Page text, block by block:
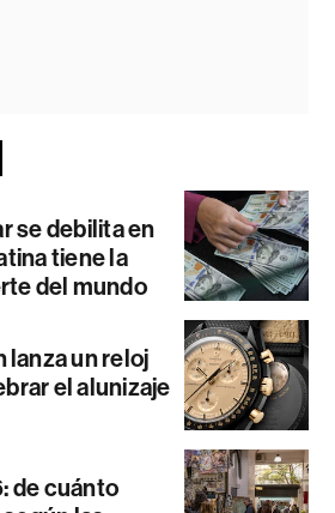
se debilita en
tiene la
del mundo
lanza un reloj
el alunizaje
de cuánto